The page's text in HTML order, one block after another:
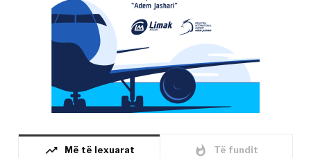
trending_up Më të lexuarat whatshot Të fundit